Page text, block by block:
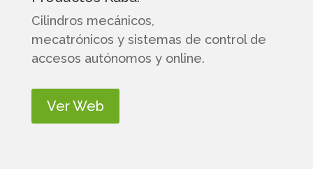
Cilindros mecánicos,
mecatrónicos y sistemas de control de
accesos autónomos y online.
Ver Web